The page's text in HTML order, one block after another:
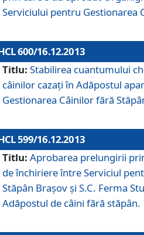
Serviciului pentru Gestionarea
600/16.12.2013
Titlu: Stabilirea cuantumului
câinilor cazaţi în Adăpostul
Gestionarea Câinilor fără
599/16.12.2013
Titlu: Aprobarea prelungirii
de închiriere între Serviciul
Stăpân Braşov şi S.C. Ferma
Adăpostul de câini fără stăpân.